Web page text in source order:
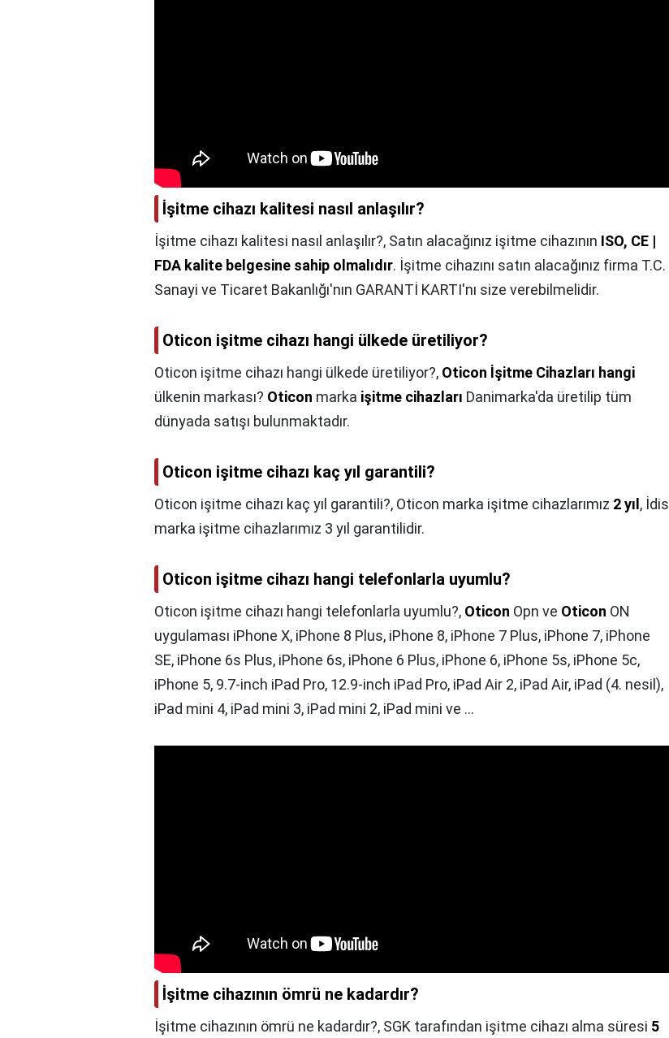
İşitme cihazı kalitesi nasıl anlaşılır?
İşitme cihazı kalitesi nasıl anlaşılır?, Satın alacağınız işitme cihazının ISO, CE |
FDA kalite belgesine sahip olmalıdır. İşitme cihazını satın alacağınız firma T.C.
Sanayi ve Ticaret Bakanlığı'nın GARANTİ KARTI'nı size verebilmelidir.
Oticon işitme cihazı hangi ülkede üretiliyor?
Oticon işitme cihazı hangi ülkede üretiliyor?, Oticon İşitme Cihazları hangi
ülkenin markası? Oticon marka işitme cihazları Danimarka'da üretilip tüm
dünyada satışı bulunmaktadır.
Oticon işitme cihazı kaç yıl garantili?
Oticon işitme cihazı kaç yıl garantili?, Oticon marka işitme cihazlarımız 2 yıl , İdis
marka işitme cihazlarımız 3 yıl garantilidir.
Oticon işitme cihazı hangi telefonlarla uyumlu?
Oticon işitme cihazı hangi telefonlarla uyumlu?, Oticon Opn ve Oticon ON
uygulaması iPhone X, iPhone 8 Plus, iPhone 8, iPhone 7 Plus, iPhone 7, iPhone
SE, iPhone 6s Plus, iPhone 6s, iPhone 6 Plus, iPhone 6, iPhone 5s, iPhone 5c,
iPhone 5, 9.7-inch iPad Pro, 12.9-inch iPad Pro, iPad Air 2, iPad Air, iPad (4. nesil),
iPad mini 4, iPad mini 3, iPad mini 2, iPad mini ve ...
İşitme cihazının ömrü ne kadardır?
İşitme cihazının ömrü ne kadardır?, SGK tarafından işitme cihazı alma süresi 5